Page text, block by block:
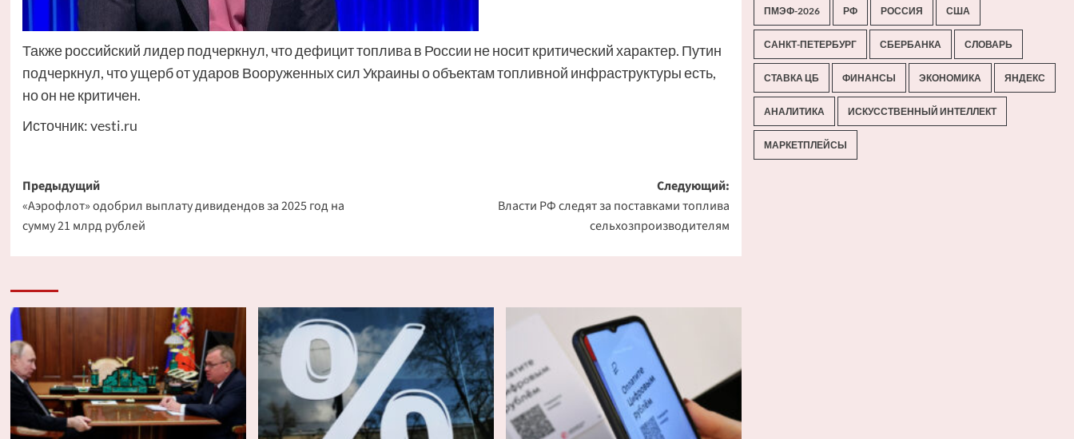
Также российский лидер подчеркнул, что дефицит топлива в России не носит критический характер. Путин
подчеркнул, что ущерб от ударов Вооруженных сил Украины о объектам топливной инфраструктуры есть,
но он не критичен.
Источник:vesti.ru
Навигация
записи
Предыдущий
«Аэрофлот» одобрил выплату дивидендов за 2025 год на
сумму 21 млрд рублей
Следующий:
Власти РФ следят за поставками топлива
сельхозпроизводителям
ПМЭФ-2026 РФ РОССИЯ США
САНКТ-ПЕТЕРБУРГ СБЕРБАНКА СЛОВАРЬ
СТАВКА ЦБ ФИНАНСЫ ЭКОНОМИКА ЯНДЕКС
АНАЛИТИКА ИСКУССТВЕННЫЙ ИНТЕЛЛЕКТ
МАРКЕТПЛЕЙСЫ